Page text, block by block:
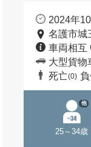
2024年
名護市城
車両相互
大型貨物
死亡(0)
25～34歳
他